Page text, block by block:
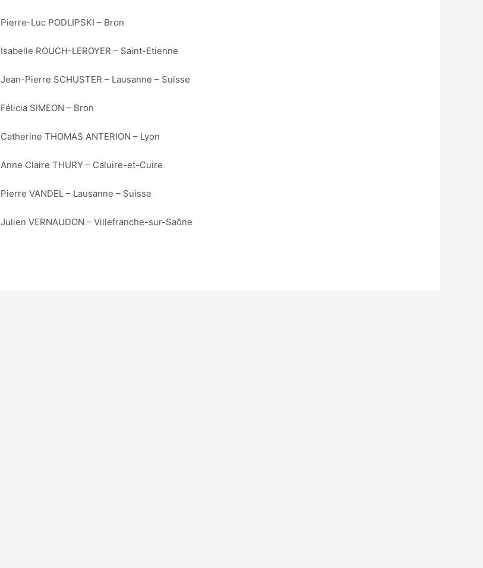
Pierre-Luc PODLIPSKI – Bron
Isabelle ROUCH-LEROYER – Saint-Etienne
Jean-Pierre SCHUSTER – Lausanne – Suisse
Félicia SIMEON – Bron
Catherine THOMAS ANTERION – Lyon
Anne Claire THURY – Caluire-et-Cuire
Pierre VANDEL – Lausanne – Suisse
Julien VERNAUDON – Villefranche-sur-Saône